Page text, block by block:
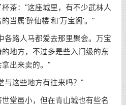
茶："这座城里，有不少武林人
当属'醉仙楼'和'万宝阁'。"
各路人马都爱去那里聚会。万宝
地方，不过多是些入门级的东
出来卖的。"
与这些地方有往来吗？"
堂虽小，但在青山城也有些名